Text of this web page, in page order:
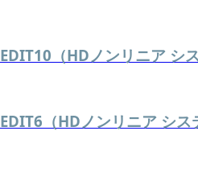
EDIT10（HDノンリニア シス
EDIT6（HDノンリニア シス